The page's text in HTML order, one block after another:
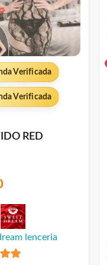
Verificada
Verificada
RED
lenceria